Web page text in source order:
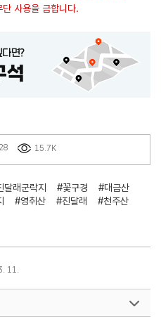
사용을 금합니다.
28 15.7K
래군락지 #꽃구경
#대금산
#영취산 #진달래
#천주산
11.